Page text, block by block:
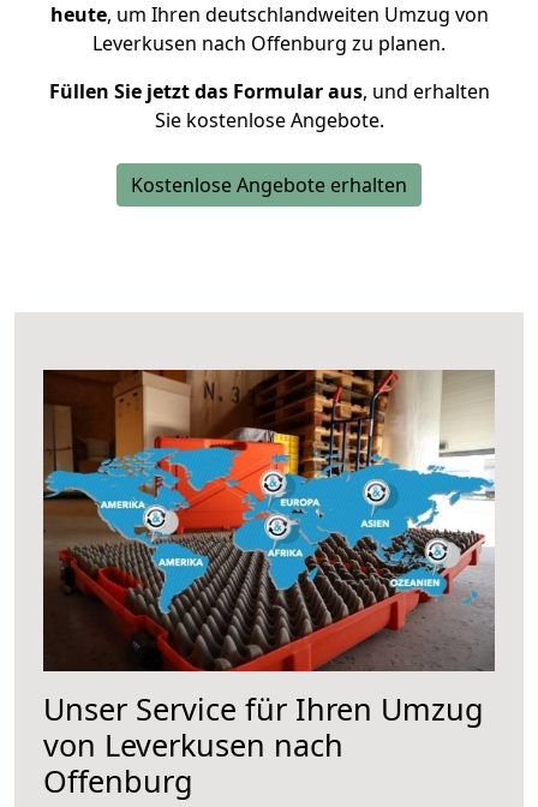
heute, um Ihren deutschlandweiten Umzug von
Leverkusen nach Offenburg zu planen.
Füllen Sie jetzt das Formular aus, und erhalten
Sie kostenlose Angebote.
Kostenlose Angebote erhalten
Unser Service für Ihren Umzug
von Leverkusen nach
Offenburg